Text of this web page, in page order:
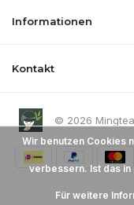
Informationen
Kontakt
© 2026
Wir benutzen Cookies
verbessern. Ist das in
Für weitere